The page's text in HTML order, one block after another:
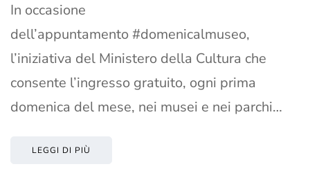
In occasione
dell’appuntamento #domenicalmuseo,
l’iniziativa del Ministero della Cultura che
consente l’ingresso gratuito, ogni prima
domenica del mese, nei musei e nei parchi…
LEGGI DI PIÙ